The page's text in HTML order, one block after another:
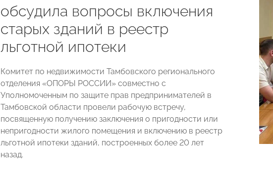
обсудила вопросы включения
старых зданий в реестр
льготной ипотеки
Комитет по недвижимости Тамбовского регионального
отделения «ОПОРЫ РОССИИ» совместно с
Уполномоченным по защите прав предпринимателей в
Тамбовской области провели рабочую встречу,
посвященную получению заключения о пригодности или
непригодности жилого помещения и включению в реестр
льготной ипотеки зданий, построенных более 20 лет
назад.